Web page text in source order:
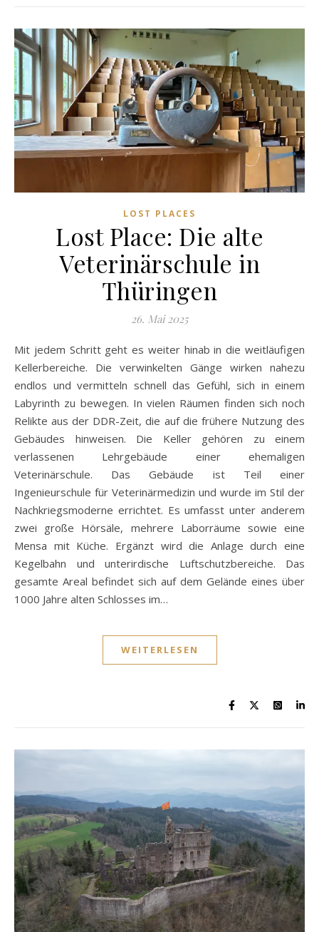
LOST PLACES
Lost Place: Die alte
Veterinärschule in
Thüringen
26. Mai 2025
Mit jedem Schritt geht es weiter hinab in die weitläufigen
Kellerbereiche. Die verwinkelten Gänge wirken nahezu
endlos und vermitteln schnell das Gefühl, sich in einem
Labyrinth zu bewegen. In vielen Räumen finden sich noch
Relikte aus der DDR-Zeit, die auf die frühere Nutzung des
Gebäudes hinweisen. Die Keller gehören zu einem
verlassenen Lehrgebäude einer ehemaligen
Veterinärschule. Das Gebäude ist Teil einer
Ingenieurschule für Veterinärmedizin und wurde im Stil der
Nachkriegsmoderne errichtet. Es umfasst unter anderem
zwei große Hörsäle, mehrere Laborräume sowie eine
Mensa mit Küche. Ergänzt wird die Anlage durch eine
Kegelbahn und unterirdische Luftschutzbereiche. Das
gesamte Areal befindet sich auf dem Gelände eines über
1000 Jahre alten Schlosses im…
WEITERLESEN